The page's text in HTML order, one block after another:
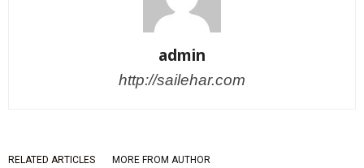
admin
http://sailehar.com
RELATED ARTICLES MORE FROM AUTHOR